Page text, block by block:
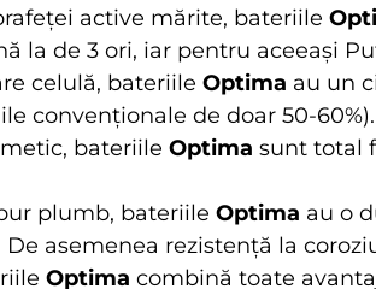
active mărite, bateriile
la de 3 ori, iar pentru aceeași
celulă, bateriile Optima au un
convenționale de doar 50-60%).
bateriile Optima sunt total
plumb, bateriile Optima au o
asemenea rezistență la
Optima combină toate